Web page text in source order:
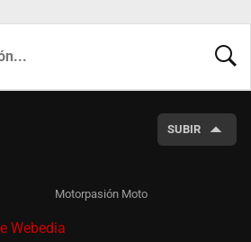
SUBIR
Motorpasión Moto
Webedia